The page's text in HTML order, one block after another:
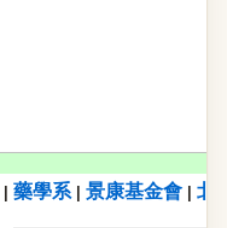
藥學系| 景康基金會 北